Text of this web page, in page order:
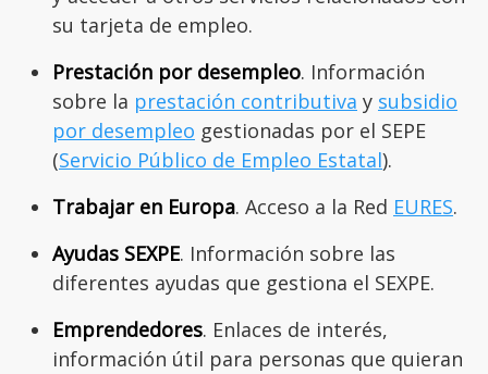
su tarjeta de empleo.
Prestación por desempleo. Información
sobre la prestación contributiva y subsidio
por desempleo gestionadas por el SEPE
(Servicio Público de Empleo Estatal).
Trabajar en Europa. Acceso a la Red EURES.
Ayudas SEXPE. Información sobre las
diferentes ayudas que gestiona el SEXPE.
Emprendedores. Enlaces de interés,
información útil para personas que quieran